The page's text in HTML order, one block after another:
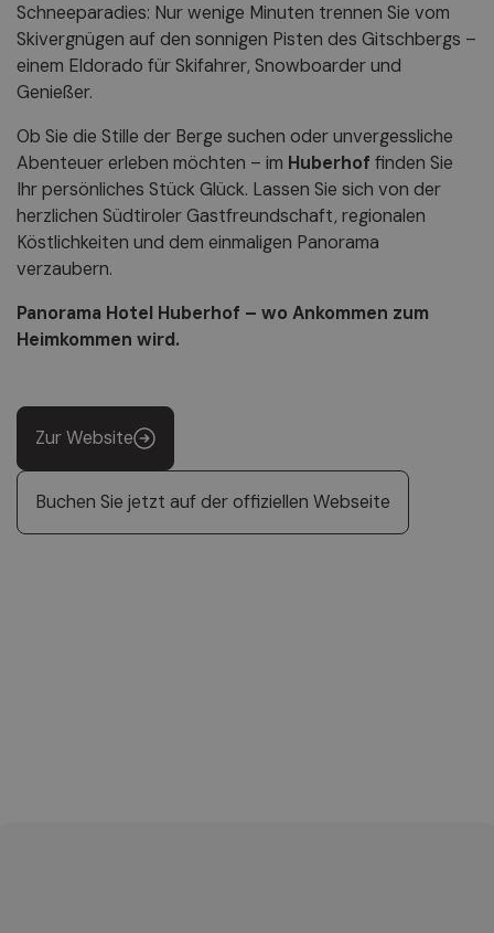
Schneeparadies: Nur wenige Minuten trennen Sie vom
Skivergnügen auf den sonnigen Pisten des Gitschbergs –
einem Eldorado für Skifahrer, Snowboarder und
Genießer.
Ob Sie die Stille der Berge suchen oder unvergessliche
Abenteuer erleben möchten – im Huberhof finden Sie
Ihr persönliches Stück Glück. Lassen Sie sich von der
herzlichen Südtiroler Gastfreundschaft, regionalen
Köstlichkeiten und dem einmaligen Panorama
verzaubern.
Panorama Hotel Huberhof – wo Ankommen zum
Heimkommen wird.
Zur Website
Buchen Sie jetzt auf der offiziellen Webseite